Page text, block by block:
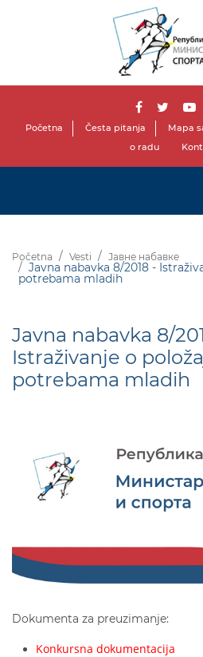
Početna Česta pitanja Mapa
o radu
Početna Vesti Јавне набавке
Javna nabavka 8/2018 -
potrebama mladih
Javna nabavka 8/
Istraživanje o
potrebama mladih
Dokumenta za preuzimanje:
Konkursna dokumentacija